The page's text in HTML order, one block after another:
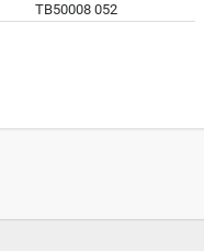
TB50008 052